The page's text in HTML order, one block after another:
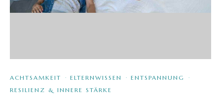
ACHTSAMKEIT · ELTERNWISSEN · ENTSPANNUNG
·
RESILIENZ & INNERE STÄRKE